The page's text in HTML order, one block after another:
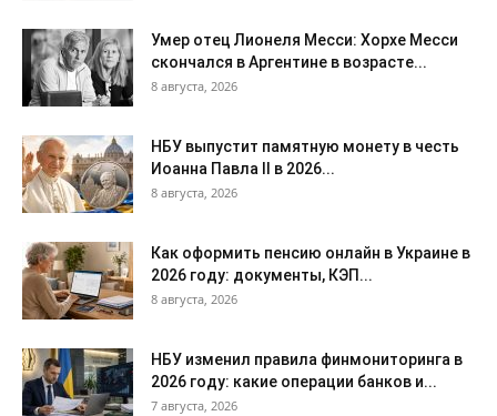
Умер отец Лионеля Месси: Хорхе Месси
скончался в Аргентине в возрасте...
8 августа, 2026
НБУ выпустит памятную монету в честь
Иоанна Павла II в 2026...
8 августа, 2026
Как оформить пенсию онлайн в Украине в
2026 году: документы, КЭП...
8 августа, 2026
НБУ изменил правила финмониторинга в
2026 году: какие операции банков и...
7 августа, 2026